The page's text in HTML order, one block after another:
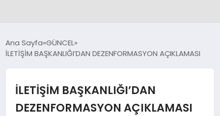
DÜNYA
Ana Sayfa GÜNCEL
İLETİŞİM BAŞKANLIĞI’DAN DEZENFORMASYON AÇIKLAMASI
İLETİŞİM BAŞKANLIĞI’DAN
DEZENFORMASYON AÇIKLAMASI